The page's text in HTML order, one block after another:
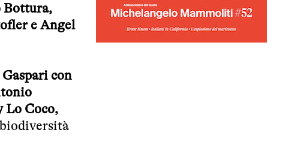
Bottura,
e Angel
con
Lo Coco,